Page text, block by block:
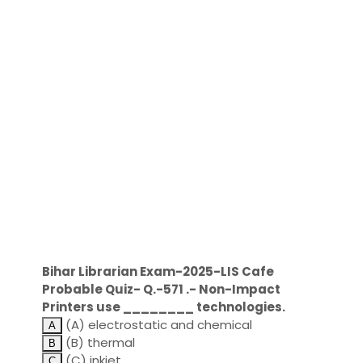
Bihar Librarian Exam-2025-LIS Cafe
Probable Quiz- Q.-571 .- Non-Impact
Printers use ________ technologies.
(A) electrostatic and chemical
(B) thermal